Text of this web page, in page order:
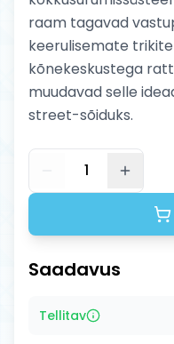
raam tagavad
keerulisemate
kõnekeskustega
muudavad selle
street-sõiduks.
1
Saadavus
Tellitav